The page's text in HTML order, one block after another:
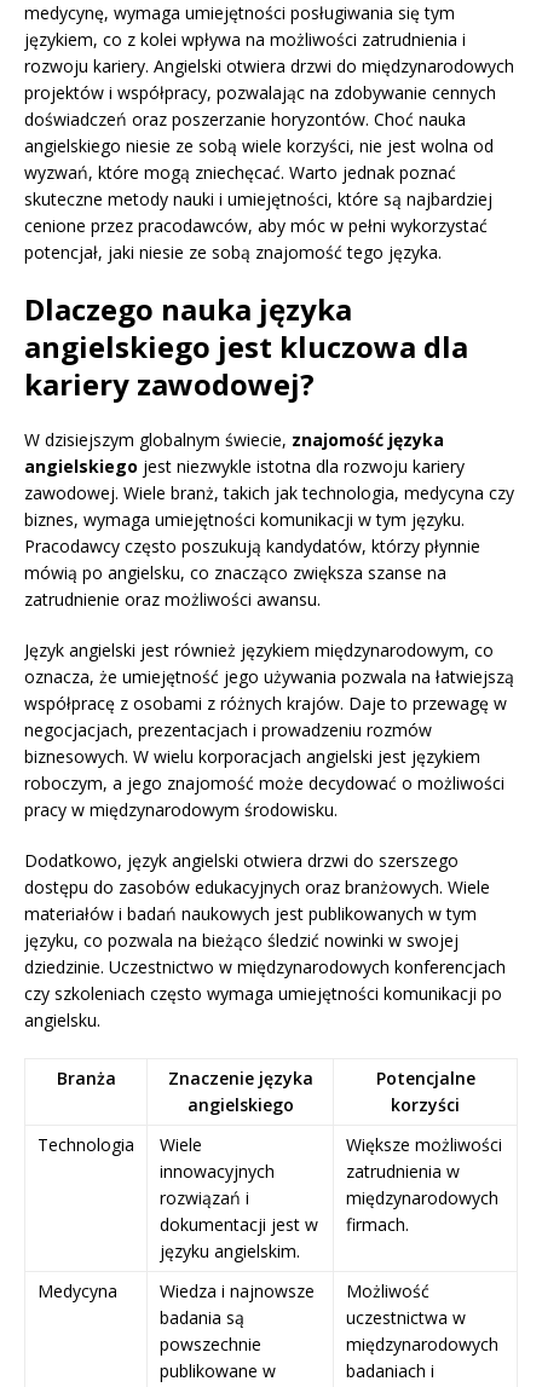
medycynę, wymaga umiejętności posługiwania się tym
językiem, co z kolei wpływa na możliwości zatrudnienia i
rozwoju kariery. Angielski otwiera drzwi do międzynarodowych
projektów i współpracy, pozwalając na zdobywanie cennych
doświadczeń oraz poszerzanie horyzontów. Choć nauka
angielskiego niesie ze sobą wiele korzyści, nie jest wolna od
wyzwań, które mogą zniechęcać. Warto jednak poznać
skuteczne metody nauki i umiejętności, które są najbardziej
cenione przez pracodawców, aby móc w pełni wykorzystać
potencjał, jaki niesie ze sobą znajomość tego języka.
Dlaczego nauka języka
angielskiego jest kluczowa dla
kariery zawodowej?
W dzisiejszym globalnym świecie, znajomość języka
angielskiego jest niezwykle istotna dla rozwoju kariery
zawodowej. Wiele branż, takich jak technologia, medycyna czy
biznes, wymaga umiejętności komunikacji w tym języku.
Pracodawcy często poszukują kandydatów, którzy płynnie
mówią po angielsku, co znacząco zwiększa szanse na
zatrudnienie oraz możliwości awansu.
Język angielski jest również językiem międzynarodowym, co
oznacza, że umiejętność jego używania pozwala na łatwiejszą
współpracę z osobami z różnych krajów. Daje to przewagę w
negocjacjach, prezentacjach i prowadzeniu rozmów
biznesowych. W wielu korporacjach angielski jest językiem
roboczym, a jego znajomość może decydować o możliwości
pracy w międzynarodowym środowisku.
Dodatkowo, język angielski otwiera drzwi do szerszego
dostępu do zasobów edukacyjnych oraz branżowych. Wiele
materiałów i badań naukowych jest publikowanych w tym
języku, co pozwala na bieżąco śledzić nowinki w swojej
dziedzinie. Uczestnictwo w międzynarodowych konferencjach
czy szkoleniach często wymaga umiejętności komunikacji po
angielsku.
Branża
Znaczenie języka
angielskiego
Potencjalne
korzyści
Technologia
Wiele
innowacyjnych
rozwiązań i
dokumentacji jest w
języku angielskim.
Większe możliwości
zatrudnienia w
międzynarodowych
firmach.
Medycyna
Wiedza i najnowsze
badania są
powszechnie
publikowane w
Możliwość
uczestnictwa w
międzynarodowych
badaniach i